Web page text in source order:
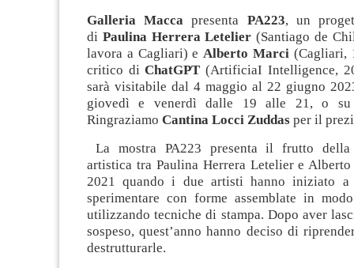
Galleria Maccapresenta PA223, un
di Paulina Herrera Letelier (Santiago de
lavora a Cagliari) e Alberto Marci (Cagliari,
critico diChatGPT (ArtificiaI Intelligence,
sarà visitabile dal 4 maggio al 22 giugno
giovedì e venerdì dalle 19 alle 21, o su
Ringraziamo Cantina Locci Zuddas per il
La mostra PA223 presenta il frutto della
artistica tra Paulina Herrera Letelier e
2021 quando i due artisti hanno iniziato a
sperimentare con forme assemblate in
utilizzando tecniche di stampa. Dopo aver
sospeso, quest’anno hanno deciso di
destrutturarle.